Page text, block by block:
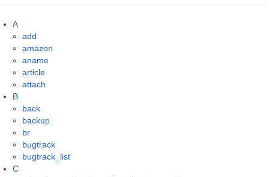
A
add
amazon
aname
article
attach
B
back
backup
br
bugtrack
bugtrack_list
C